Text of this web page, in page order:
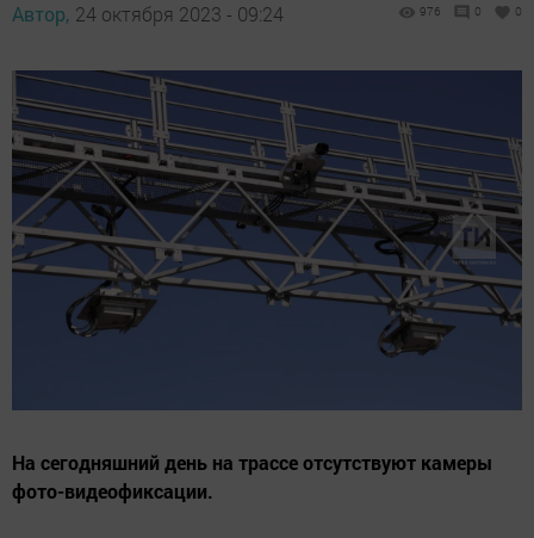
Автор, 24 октября 2023 - 09:24 976 0 0
На сегодняшний день на трассе отсутствуют камеры
фото-видеофиксации.